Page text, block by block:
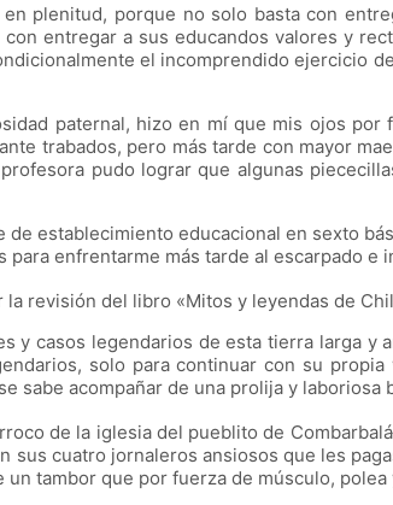
plenitud, porque no solo basta con
entregar a sus educandos valores y
el incomprendido ejercicio
paternal, hizo en mí que mis ojos
trabados, pero más tarde con mayor
pudo lograr que algunas
establecimiento educacional en sexto
enfrentarme más tarde al escarpado e
la revisión del libro «Mitos y leyendas de
casos legendarios de esta tierra larga y
solo para continuar con su
acompañar de una prolija y laboriosa
de la iglesia del pueblito de Combarbalá
cuatro jornaleros ansiosos que les
tambor que por fuerza de músculo,